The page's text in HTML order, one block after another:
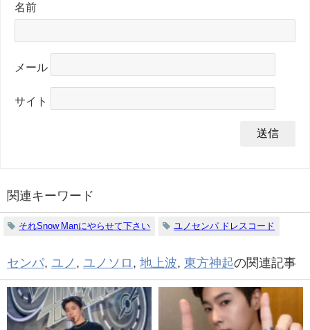
名前
メール
サイト
関連キーワード
それSnow Manにやらせて下さい ユノセンパ ドレスコード
センパ, ユノ , ユノソロ , 地上波, 東方神起の関連記事